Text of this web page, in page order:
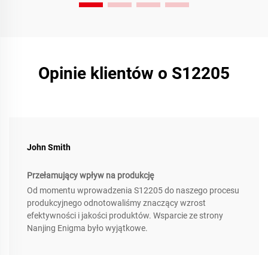
Opinie klientów o S12205
John Smith
Przełamujący wpływ na produkcję
Od momentu wprowadzenia S12205 do naszego procesu
produkcyjnego odnotowaliśmy znaczący wzrost
efektywności i jakości produktów. Wsparcie ze strony
Nanjing Enigma było wyjątkowe.